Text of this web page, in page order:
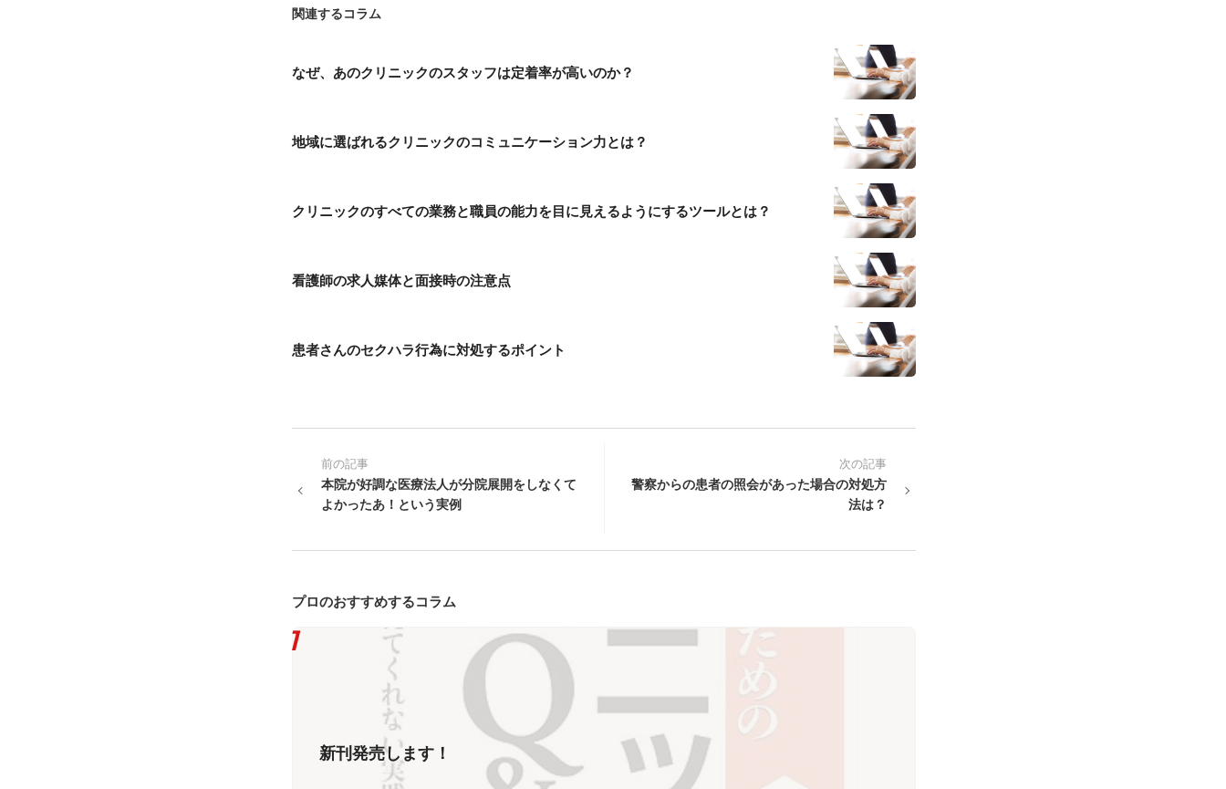
関連するコラム
なぜ、あのクリニックのスタッフは定着率が高いのか？
地域に選ばれるクリニックのコミュニケーション力とは？
クリニックのすべての業務と職員の能力を目に見えるようにするツールとは？
看護師の求人媒体と面接時の注意点
患者さんのセクハラ行為に対処するポイント
前の記事
本院が好調な医療法人が分院展開をしなくて
よかったあ！という実例
次の記事
警察からの患者の照会があった場合の対処方
法は？
プロのおすすめするコラム
新刊発売します！